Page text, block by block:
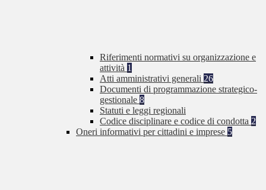
Riferimenti normativi su organizzazione e
attività 1
Atti amministrativi generali 26
Documenti di programmazione strategico-
gestionale 8
Statuti e leggi regionali
Codice disciplinare e codice di condotta 2
Oneri informativi per cittadini e imprese 5